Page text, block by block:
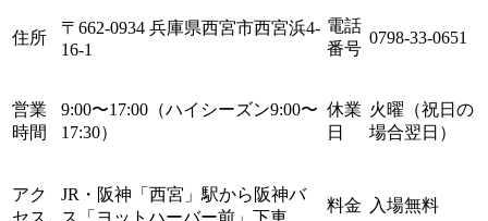
住所
〒662-0934 兵庫県西宮市西宮浜4-
16-1
電話
番号
0798-33-0651
営業
時間
9:00〜17:00（ハイシーズン9:00〜
17:30）
休業
日
火曜（祝日の
場合翌日）
アク
セス
JR・阪神「西宮」駅から阪神バ
ス「ヨットハーバー前」下車
料金 入場無料